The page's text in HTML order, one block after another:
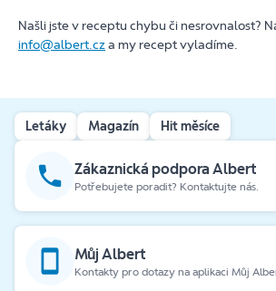
Našli jste v receptu chybu či nesrovnalost?
info@albert.cza my recept vyladíme.
Letáky Magazín Hit měsíce
Zákaznická podpora Albert
Potřebujete poradit? Kontaktujte nás.
Můj Albert
Kontakty pro dotazy na aplikaci Můj